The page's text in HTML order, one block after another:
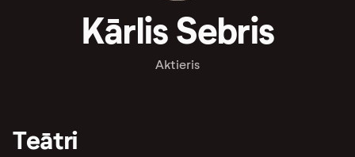
Kārlis Sebris
Aktieris
Teātri